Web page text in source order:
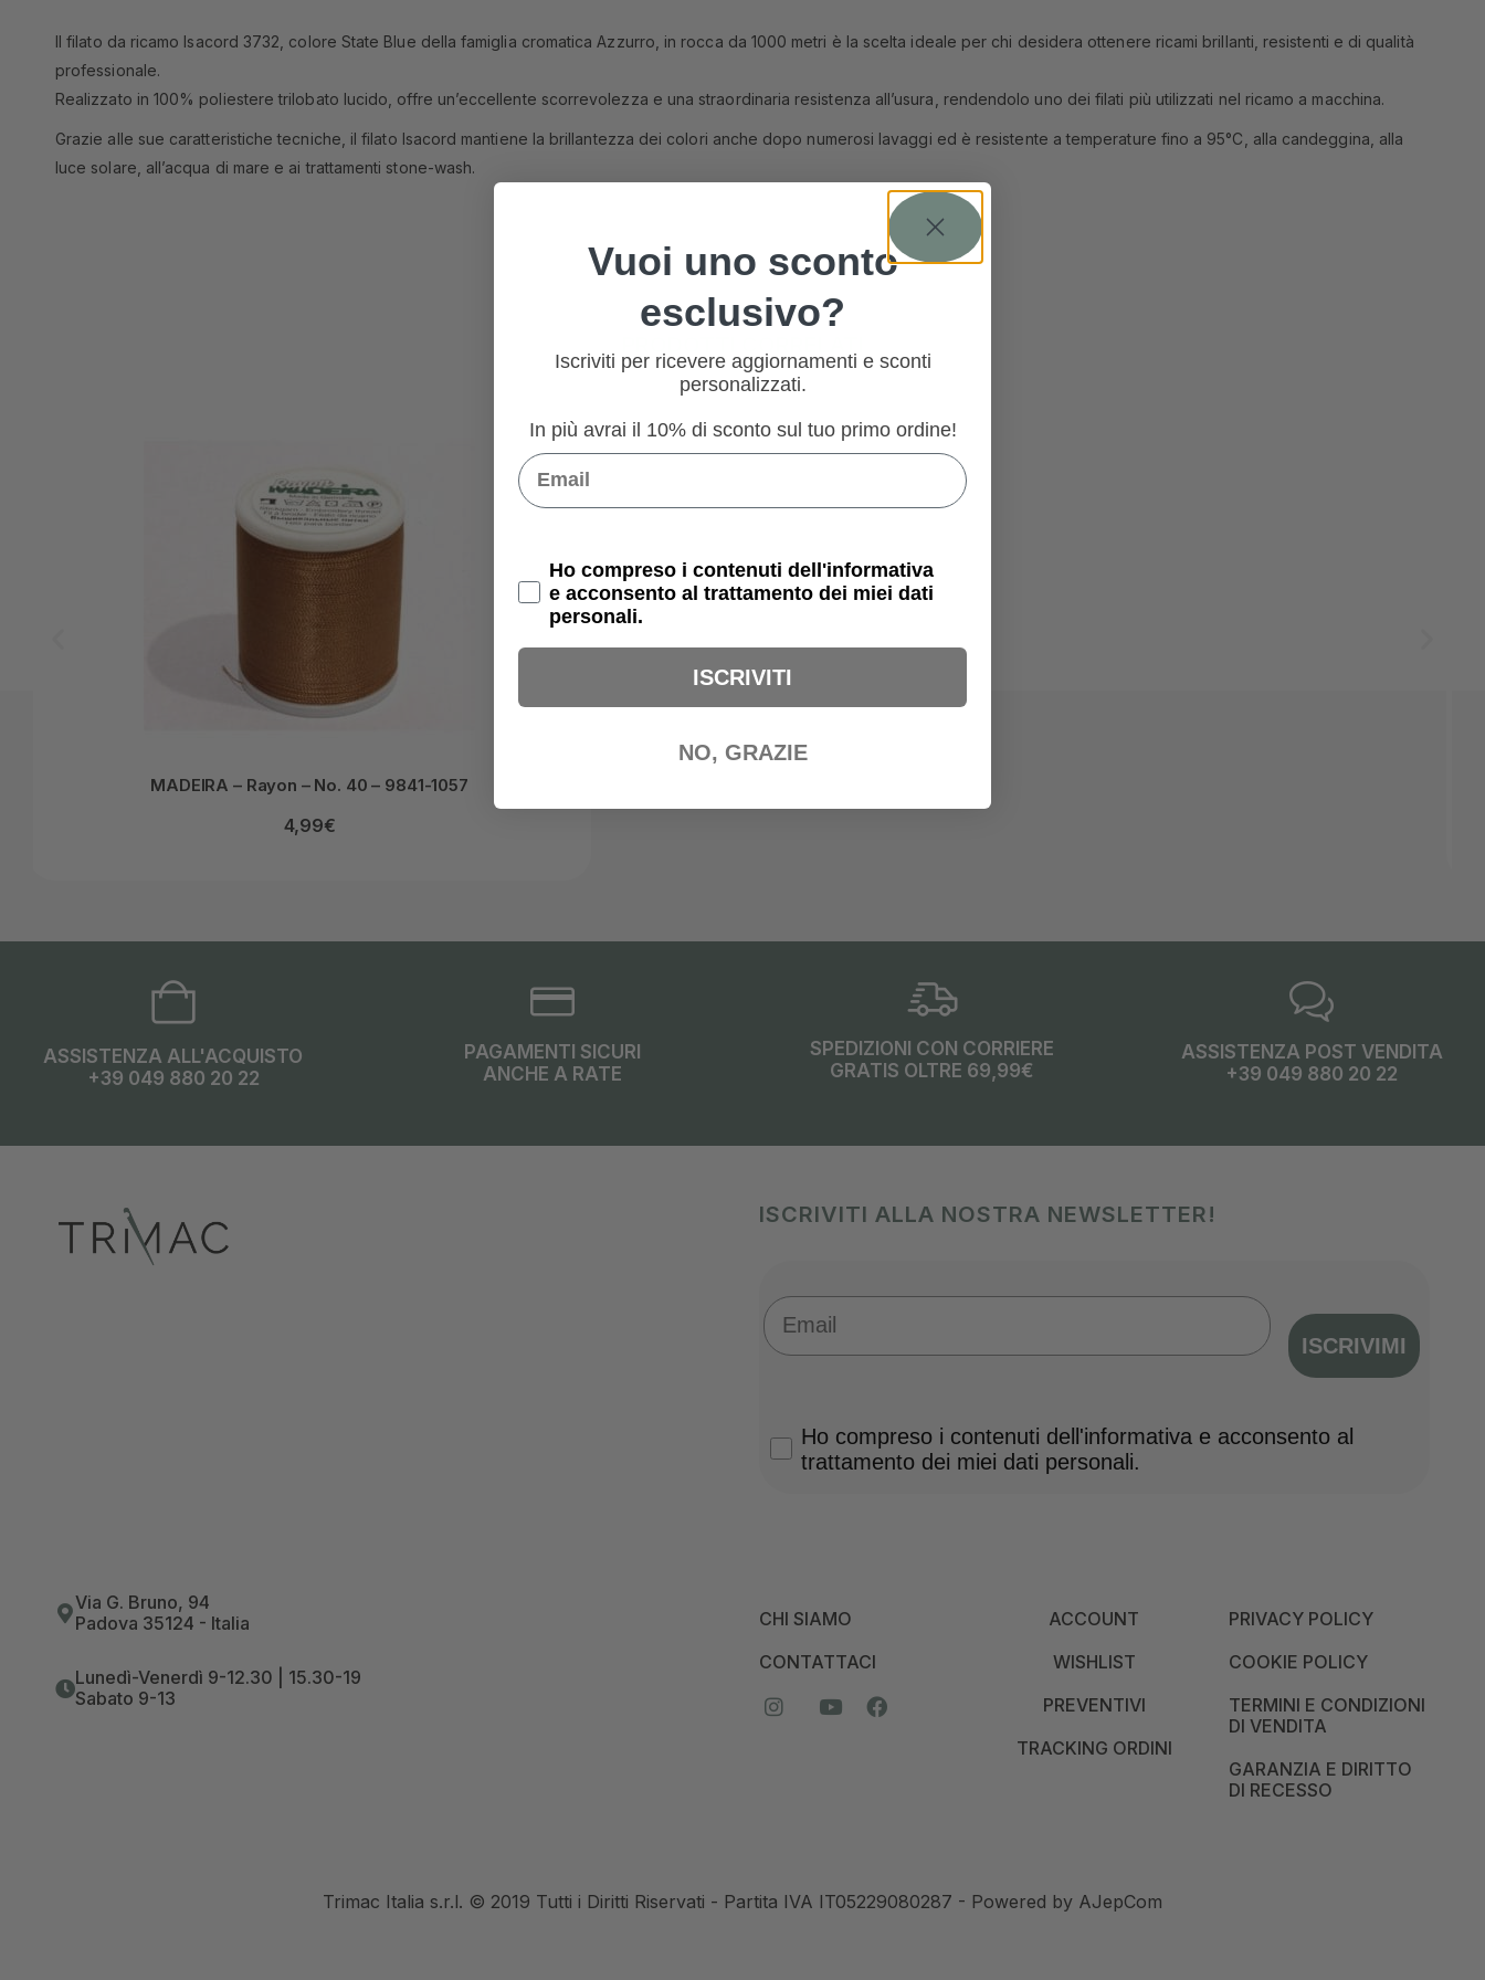
Il filato da ricamo Isacord 3732, colore State Blue della famiglia cromatica Azzurro, in rocca da 1000 metri è la scelta ideale per chi desidera ottenere ricami brillanti, resistenti e di qualità
professionale.
Realizzato in 100% poliestere trilobato lucido, offre un’eccellente scorrevolezza e una straordinaria resistenza all’usura, rendendolo uno dei filati più utilizzati nel ricamo a macchina.
Grazie alle sue caratteristiche tecniche, il filato Isacord mantiene la brillantezza dei colori anche dopo numerosi lavaggi ed è resistente a temperature fino a 95°C, alla candeggina, alla
luce solare, all’acqua di mare e ai trattamenti stone-wash.
MADEIRA – Rayon – No. 40 – 9841-1057
4,99€
ASSISTENZA ALL'ACQUISTO
+39 049 880 20 22
PAGAMENTI SICURI
ANCHE A RATE
SPEDIZIONI CON CORRIERE
GRATIS OLTRE 69,99€
ASSISTENZA POST VENDITA
+39 049 880 20 22
ISCRIVITI ALLA NOSTRA NEWSLETTER!
Email
ISCRIVIMI
Privacy Policy
Ho compreso i contenuti dell'informativa e acconsento al
trattamento dei miei dati personali.
Via G. Bruno, 94
Padova 35124 - Italia
Lunedì-Venerdì 9-12.30 | 15.30-19
Sabato 9-13
CHI SIAMO
CONTATTACI
ACCOUNT
WISHLIST
PREVENTIVI
TRACKING ORDINI
PRIVACY POLICY
COOKIE POLICY
TERMINI E CONDIZIONI
DI VENDITA
GARANZIA E DIRITTO
DI RECESSO
Trimac Italia s.r.l. © 2019 Tutti i Diritti Riservati - Partita IVA IT05229080287 - Powered by AJepCom
Vuoi uno sconto
esclusivo?
Iscriviti per ricevere aggiornamenti e sconti
personalizzati.
In più avrai il 10% di sconto sul tuo primo ordine!
Email
Privacy Policy
Ho compreso i contenuti dell'informativa
e acconsento al trattamento dei miei dati
personali.
ISCRIVITI
NO, GRAZIE